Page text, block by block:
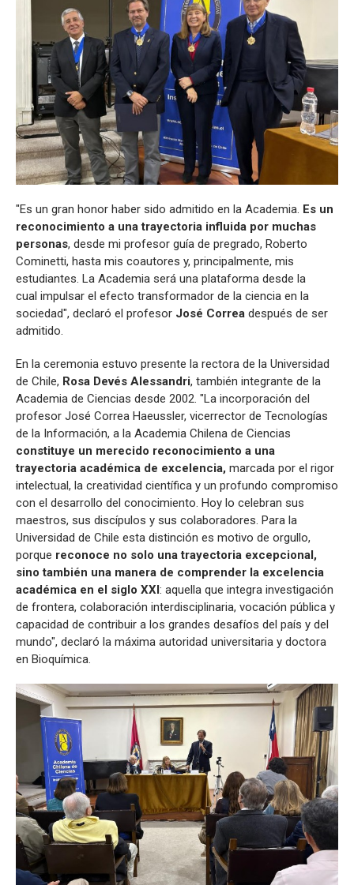
"Es un gran honor haber sido admitido en la Academia. Es un
reconocimiento a una trayectoria influida por muchas
personas, desde mi profesor guía de pregrado, Roberto
Cominetti, hasta mis coautores y, principalmente, mis
estudiantes. La Academia será una plataforma desde la
cual impulsar el efecto transformador de la ciencia en la
sociedad", declaró el profesor José Correa después de ser
admitido.
En la ceremonia estuvo presente la rectora de la Universidad
de Chile, Rosa Devés Alessandri, también integrante de la
Academia de Ciencias desde 2002. "La incorporación del
profesor José Correa Haeussler, vicerrector de Tecnologías
de la Información, a la Academia Chilena de Ciencias
constituye un merecido reconocimiento a una
trayectoria académica de excelencia, marcada por el rigor
intelectual, la creatividad científica y un profundo compromiso
con el desarrollo del conocimiento. Hoy lo celebran sus
maestros, sus discípulos y sus colaboradores. Para la
Universidad de Chile esta distinción es motivo de orgullo,
porque reconoce no solo una trayectoria excepcional,
sino también una manera de comprender la excelencia
académica en el siglo XXI: aquella que integra investigación
de frontera, colaboración interdisciplinaria, vocación pública y
capacidad de contribuir a los grandes desafíos del país y del
mundo", declaró la máxima autoridad universitaria y doctora
en Bioquímica.